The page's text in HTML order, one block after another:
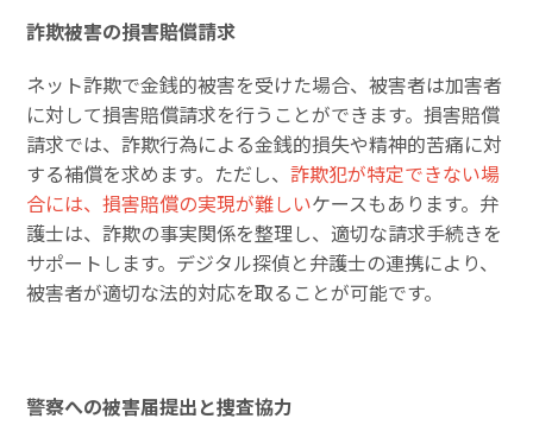
詐欺被害の損害賠償請求
ネット詐欺で金銭的被害を受けた場合、被害者は加害者
に対して損害賠償請求を行うことができます。損害賠償
請求では、詐欺行為による金銭的損失や精神的苦痛に対
する補償を求めます。ただし、詐欺犯が特定できない場
合には、損害賠償の実現が難しいケースもあります。弁
護士は、詐欺の事実関係を整理し、適切な請求手続きを
サポートします。デジタル探偵と弁護士の連携により、
被害者が適切な法的対応を取ることが可能です。
警察への被害届提出と捜査協力